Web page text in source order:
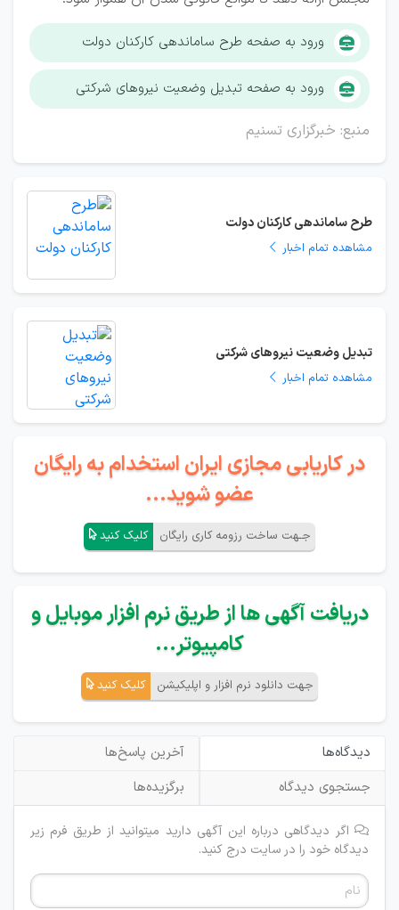
ورود به صفحه طرح ساماندهی کارکنان دولت
ورود به صفحه تبدیل وضعیت نیروهای شرکتی
منبع: خبرگزاری تسنیم
طرح ساماندهی کارکنان دولت
مشاهده تمام اخبار
تبدیل وضعیت نیروهای شرکتی
مشاهده تمام اخبار
در کاریابی مجازی ایران استخدام به رایگان
عضو شوید...
جـهت ساخت رزومه کاری رایگان کلیک کنید
دریافت آگهی ها از طریق نرم افزار موبایل و
کامپیوتر...
جهت دانلود نرم افزار و اپلیکیشن کلیک کنید
دیدگاه‌ها
آخرین پاسخ‌ها
جستجوی دیدگاه
برگزیده‌ها
اگر دیدگاهی درباره این آگهی دارید میتوانید از طریق فرم زیر
دیدگاه خود را در سایت درج کنید.